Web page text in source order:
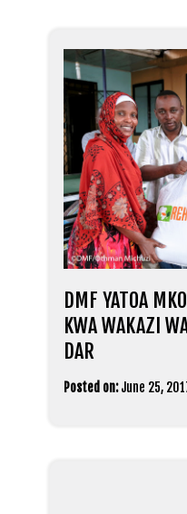
DMF YATOA
KWA WAKAZI
DAR
Posted on: June 25,